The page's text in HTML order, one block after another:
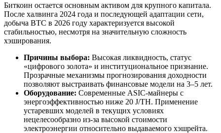
Биткоин остается основным активом для крупного капитала.
После халвинга 2024 года и последующей адаптации сети,
добыча BTC в 2026 году характеризуется высокой
стабильностью, несмотря на значительную сложность
хэширования.
Причины выбора: Высокая ликвидность, статус
«цифрового золота» и институциональное признание.
Прозрачные механизмы прогнозирования доходности
позволяют выстраивать финансовые модели на 3–5 лет.
Оборудование: Современные ASIC-майнеры с
энергоэффективностью ниже 20 J/TH. Применение
устаревших моделей в текущих условиях
нецелесообразно из-за высокой стоимости
электроэнергии относительно выдаваемого хэшрейта.